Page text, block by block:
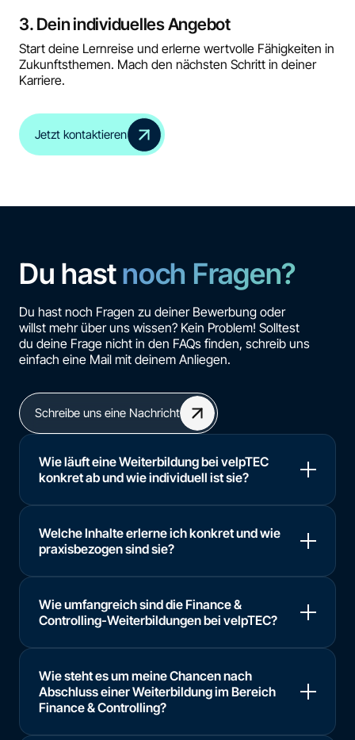
3. Dein individuelles Angebot
Start deine Lernreise und erlerne wertvolle Fähigkeiten in
Zukunftsthemen. Mach den nächsten Schritt in deiner
Karriere.
Jetzt kontaktieren
Du hastnoch Fragen?
Du hast noch Fragen zu deiner Bewerbung oder
willst mehr über uns wissen? Kein Problem! Solltest
du deine Frage nicht in den FAQs finden, schreib uns
einfach eine Mail mit deinem Anliegen.
Schreibe uns eine Nachricht
Wie läuft eine Weiterbildung bei velpTEC
konkret ab und wie individuell ist sie?
Welche Inhalte erlerne ich konkret und wie
praxisbezogen sind sie?
Wie umfangreich sind die Finance &
Controlling-Weiterbildungen bei velpTEC?
Wie steht es um meine Chancen nach
Abschluss einer Weiterbildung im Bereich
Finance & Controlling?